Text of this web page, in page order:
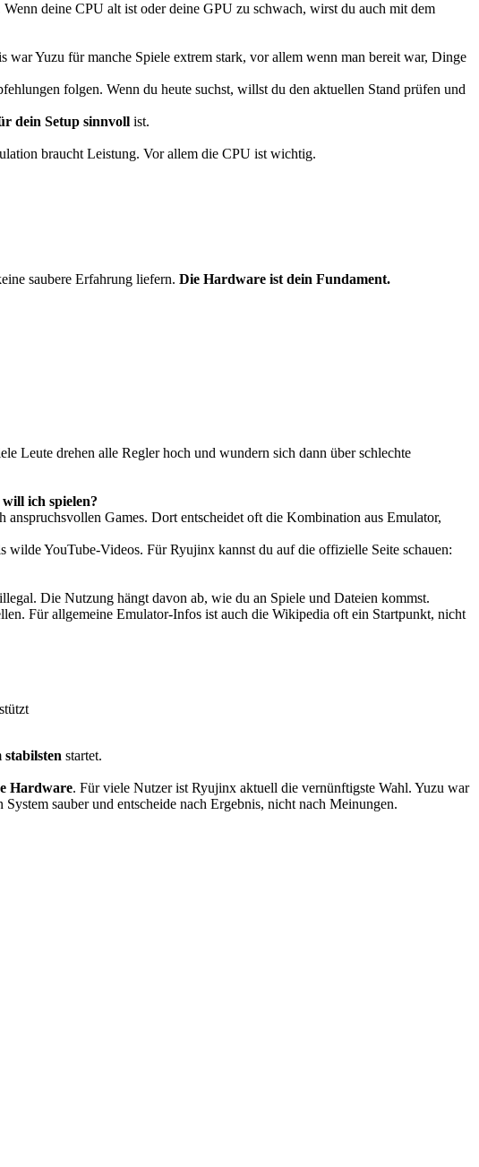
deine CPU alt ist oder deine GPU zu schwach, wirst du auch mit dem
Yuzu für manche Spiele extrem stark, vor allem wenn man bereit war, Dinge
folgen. Wenn du heute suchst, willst du den aktuellen Stand prüfen und
dein Setup sinnvoll ist.
braucht Leistung. Vor allem die CPU ist wichtig.
saubere Erfahrung liefern. Die Hardware ist dein Fundament.
Leute drehen alle Regler hoch und wundern sich dann über schlechte
will ich spielen?
Games. Dort entscheidet oft die Kombination aus Emulator,
YouTube-Videos. Für Ryujinx kannst du auf die offizielle Seite schauen:
Die Nutzung hängt davon ab, wie du an Spiele und Dateien kommst.
Für allgemeine Emulator-Infos ist auch die Wikipedia oft ein Startpunkt, nicht
stabilsten startet.
Hardware. Für viele Nutzer ist Ryujinx aktuell die vernünftigste Wahl. Yuzu war
sauber und entscheide nach Ergebnis, nicht nach Meinungen.